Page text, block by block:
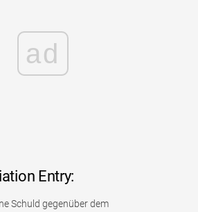
ad
Entry:
Schuld gegenüber dem